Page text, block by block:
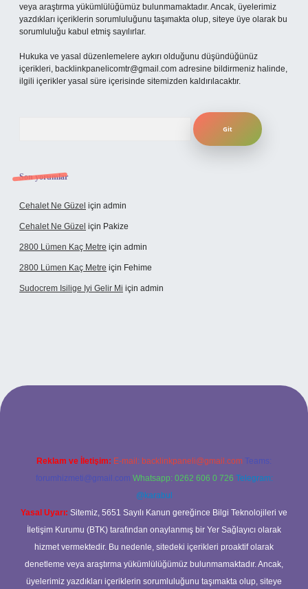
veya araştırma yükümlülüğümüz bulunmamaktadır. Ancak, üyelerimiz
yazdıkları içeriklerin sorumluluğunu taşımakta olup, siteye üye olarak bu
sorumluluğu kabul etmiş sayılırlar.
Hukuka ve yasal düzenlemelere aykırı olduğunu düşündüğünüz
içerikleri, backlinkpanelicomtr@gmail.com adresine bildirmeniz halinde,
ilgili içerikler yasal süre içerisinde sitemizden kaldırılacaktır.
Son yorumlar
Cehalet Ne Güzel için admin
Cehalet Ne Güzel için Pakize
2800 Lümen Kaç Metre için admin
2800 Lümen Kaç Metre için Fehime
Sudocrem Isilige Iyi Gelir Mi için admin
opera bet giriş
Reklam ve İletişim: E-mail: backlinkpaneli@gmail.com Teams:
forumhizmeti@gmail.com Whatsapp: 0262 606 0 726 Telegram:
@karabul
Yasal Uyarı: Sitemiz, 5651 Sayılı Kanun gereğince Bilgi Teknolojileri ve
İletişim Kurumu (BTK) tarafından onaylanmış bir Yer Sağlayıcı olarak
hizmet vermektedir. Bu nedenle, sitedeki içerikleri proaktif olarak
denetleme veya araştırma yükümlülüğümüz bulunmamaktadır. Ancak,
üyelerimiz yazdıkları içeriklerin sorumluluğunu taşımakta olup, siteye